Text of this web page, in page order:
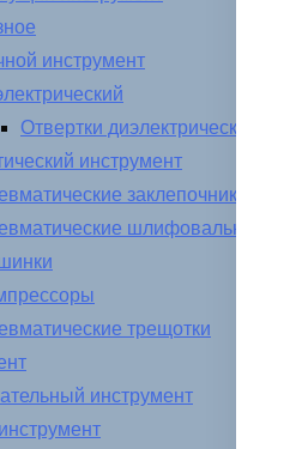
инструмент
Отвертки диэлектрические
инструмент
заклепочники
шлифовальные
трещотки
инструмент